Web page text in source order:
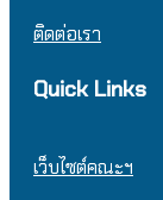
ติดต่อเรา
Quick Links
เว็บไซต์คณะฯ